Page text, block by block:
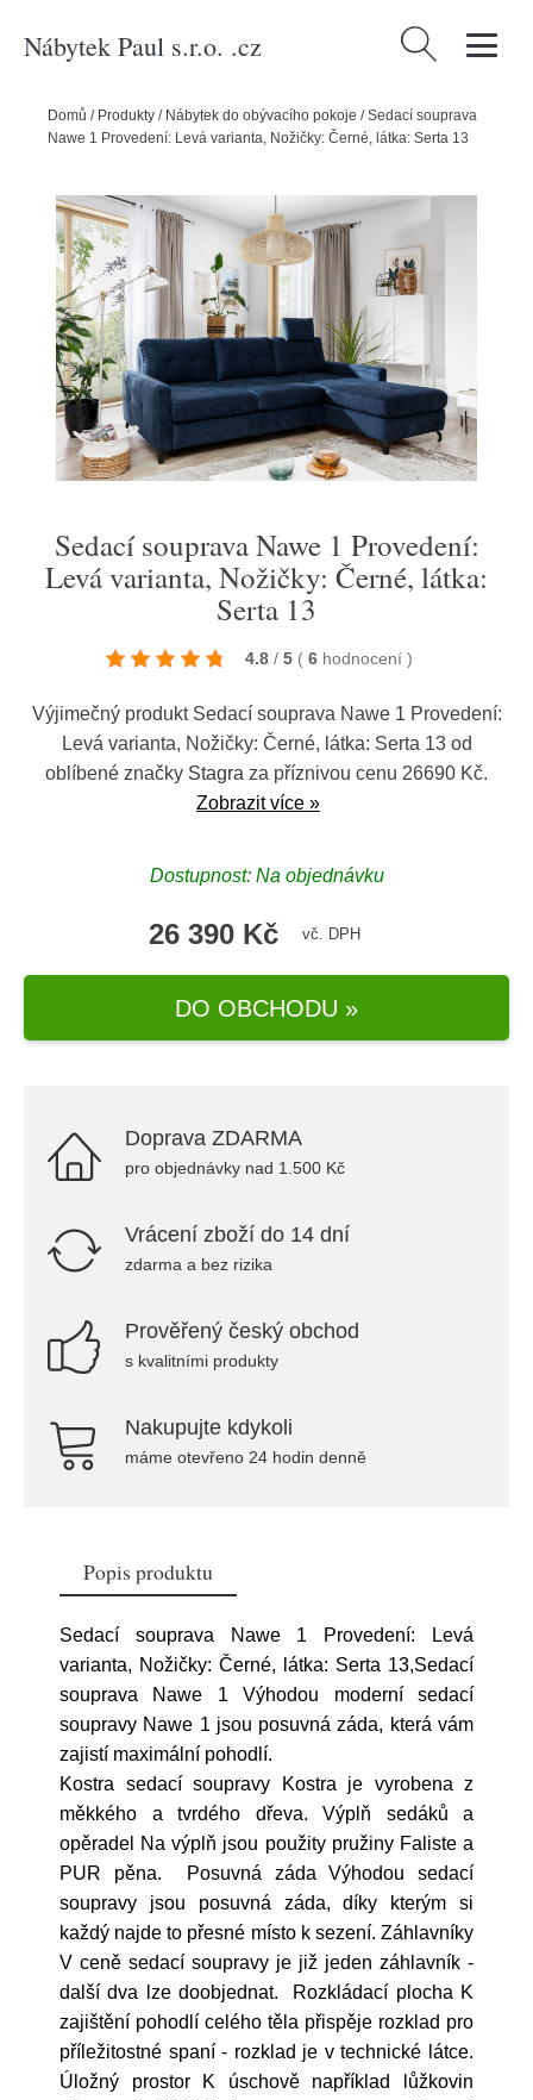
Nábytek Paul s.r.o. .cz Vyhledávání
Domů / Produkty / Nábytek do obývacího pokoje /Sedací souprava
Nawe 1 Provedení: Levá varianta, Nožičky: Černé, látka: Serta 13
Sedací souprava Nawe 1 Provedení:
Levá varianta, Nožičky: Černé, látka:
Serta 13
4.8 / 5 ( 6 hodnocení )
Výjimečný produkt Sedací souprava Nawe 1 Provedení:
Levá varianta, Nožičky: Černé, látka: Serta 13 od
oblíbené značky Stagra za příznivou cenu 26690 Kč.
Zobrazit více »
Dostupnost: Na objednávku
26 390 Kč vč. DPH
DO OBCHODU »
Doprava ZDARMA
pro objednávky nad 1.500 Kč
Vrácení zboží do 14 dní
zdarma a bez rizika
Prověřený český obchod
s kvalitními produkty
Nakupujte kdykoli
máme otevřeno 24 hodin denně
Popis produktu
Sedací souprava Nawe 1 Provedení: Levá
varianta, Nožičky: Černé, látka: Serta 13,Sedací
souprava Nawe 1 Výhodou moderní sedací
soupravy Nawe 1 jsou posuvná záda, která vám
zajistí maximální pohodlí.
Kostra sedací soupravy Kostra je vyrobena z
měkkého a tvrdého dřeva. Výplň sedáků a
opěradel Na výplň jsou použity pružiny Faliste a
PUR pěna. Posuvná záda Výhodou sedací
soupravy jsou posuvná záda, díky kterým si
každý najde to přesné místo k sezení. Záhlavníky
V ceně sedací soupravy je již jeden záhlavník -
další dva lze doobjednat. Rozkládací plocha K
zajištění pohodlí celého těla přispěje rozklad pro
příležitostné spaní - rozklad je v technické látce.
Úložný prostor K úschově například lůžkovin